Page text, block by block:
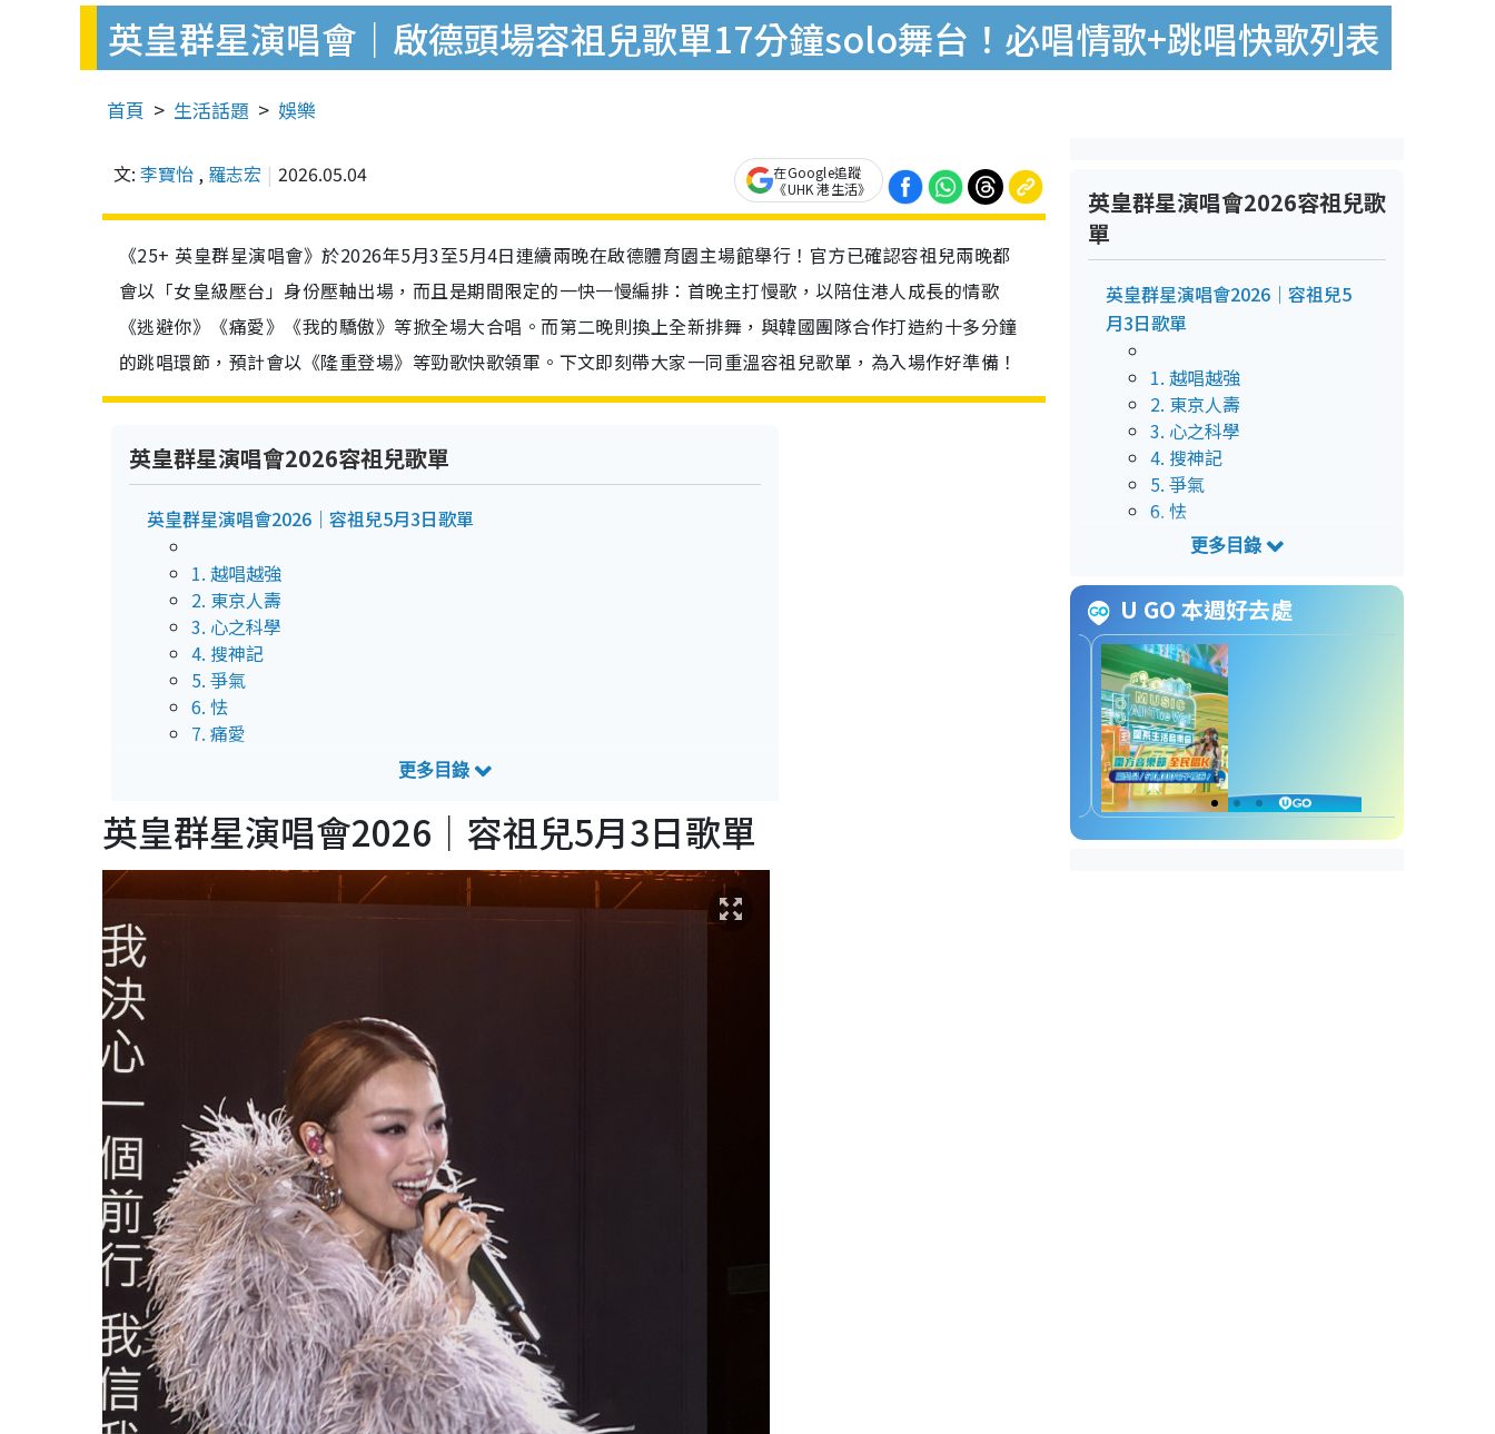
英皇群星演唱會｜啟德頭場容祖兒歌單17分鐘solo舞台！必唱情歌+跳唱快歌列表
首頁 生活話題 娛樂
文: 李寶怡 , 羅志宏 2026.05.04
在Google追蹤
《UHK 港生活》
《25+ 英皇群星演唱會》於2026年5月3至5月4日連續兩晚在啟德體育園主場館舉行！官方已確認容祖兒兩晚都
會以「女皇級壓台」身份壓軸出場，而且是期間限定的一快一慢編排：首晚主打慢歌，以陪住港人成長的情歌
《逃避你》《痛愛》《我的驕傲》等掀全場大合唱。而第二晚則換上全新排舞，與韓國團隊合作打造約十多分鐘
的跳唱環節，預計會以《隆重登場》等勁歌快歌領軍。下文即刻帶大家一同重溫容祖兒歌單，為入場作好準備！
英皇群星演唱會2026容祖兒歌單
英皇群星演唱會2026｜容祖兒5月3日歌單
1. 越唱越強
2. 東京人壽
3. 心之科學
4. 搜神記
5. 爭氣
6. 怯
7. 痛愛
10. 我的驕傲
英皇群星演唱會2026｜容祖兒5月4日預測歌單
1. 隆重登場
9. 桃色冒險
10. Lovin'U
11. 心花怒放
12. 全身暑假
預計第二場將與謝霆鋒一同領軍Rock爆全場
英皇群星演唱會2026｜容祖兒5月3日歌單
英皇群星演唱會2026容祖兒歌
單
英皇群星演唱會2026｜容祖兒5
月3日歌單
1. 越唱越強
2. 東京人壽
3. 心之科學
4. 搜神記
5. 爭氣
6. 怯
7. 痛愛
9. 黃色大門
10. 我的驕傲
英皇群星演唱會2026｜容祖兒5
月4日預測歌單
1. 隆重登場
2. 越唱越強
3. 跑步機上
4. SHOW UP!
5. 未知
U GO 本週好去處